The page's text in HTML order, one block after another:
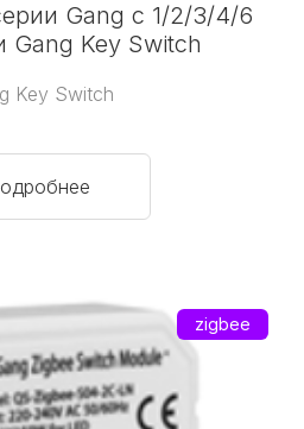
Gang с 1/2/3/4/6
Key Switch
Key Switch
zigbee